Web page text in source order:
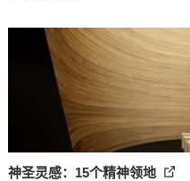
神圣灵感：15个精神领地